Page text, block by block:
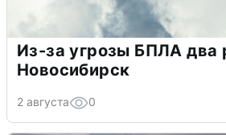
Из-за угрозы БПЛА два
Новосибирск
2 августа 0